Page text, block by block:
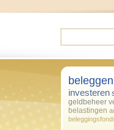
beleggen
investeren
geldbeheer
belastingen